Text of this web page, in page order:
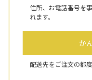
住所、お電話番号を
れます。
か
配送先をご注文の都